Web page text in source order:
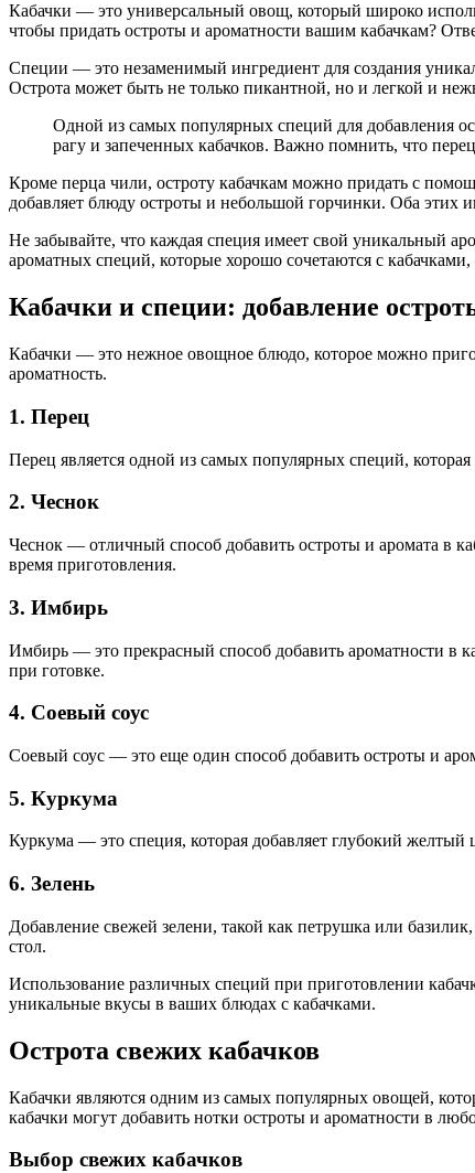
Кабачки — это универсальный овощ, который широко
чтобы придать остроты и ароматности вашим кабачкам?
Специи — это незаменимый ингредиент для создания
Острота может быть не только пикантной, но и легкой и
Одной из самых популярных специй для добавления
рагу и запеченных кабачков. Важно помнить, что
Кроме перца чили, остроту кабачкам можно придать с
добавляет блюду остроты и небольшой горчинки. Оба этих
Не забывайте, что каждая специя имеет свой уникальный
ароматных специй, которые хорошо сочетаются с
Кабачки и специи: добавление
Кабачки — это нежное овощное блюдо, которое можно
ароматность.
1. Перец
Перец является одной из самых популярных специй,
2. Чеснок
Чеснок — отличный способ добавить остроты и аромата в
время приготовления.
3. Имбирь
Имбирь — это прекрасный способ добавить ароматности в
при готовке.
4. Соевый соус
Соевый соус — это еще один способ добавить остроты и
5. Куркума
Куркума — это специя, которая добавляет глубокий желтый
6. Зелень
Добавление свежей зелени, такой как петрушка или
стол.
Использование различных специй при приготовлении
уникальные вкусы в ваших блюдах с кабачками.
Острота свежих кабачков
Кабачки являются одним из самых популярных овощей,
кабачки могут добавить нотки остроты и ароматности в
Выбор свежих кабачков